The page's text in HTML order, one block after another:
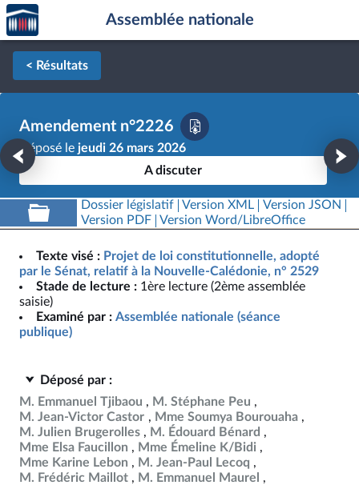
Aller au contenu
Aller en bas de la page
Accèder
à la
page
d'accueil
Assemblée nationale
< Résultats
Amendement n°2226
Déposé le jeudi 26 mars 2026
A discuter
Dossier législatif Version XML
Version JSON
Version PDF
Version Word/LibreOffice
Texte visé : Projet de loi constitutionnelle, adopté
par le Sénat, relatif à la Nouvelle-Calédonie, n° 2529
Stade de lecture : 1ère lecture (2ème assemblée
saisie)
Examiné par : Assemblée nationale (séance
publique)
Déposé par :
M. Emmanuel Tjibaou
M. Stéphane Peu
M. Jean-Victor Castor
Mme Soumya Bourouaha
M. Julien Brugerolles
M. Édouard Bénard
Mme Elsa Faucillon
Mme Émeline K/Bidi
Mme Karine Lebon
M. Jean-Paul Lecoq
M. Frédéric Maillot
M. Emmanuel Maurel